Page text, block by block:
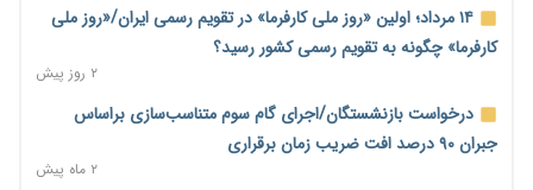
خانه کارگر قزوین: شکاف دستمزد و هزینه معیشت هر روز عمیق‌تر
می‌شود
۱ روز پیش
رئیس سازمان امور مالیاتی: بلاگرهای پردرآمد مشمول پرداخت
مالیات هستند
۱ روز پیش
۱۴ مرداد؛ اولین «روز ملی کارفرما» در تقویم رسمی ایران/«روز ملی
کارفرما» چگونه به تقویم رسمی کشور رسید؟
۲ روز پیش
درخواست بازنشستگان/اجرای گام سوم متناسب‌سازی براساس
جبران ۹۰ درصد افت ضریب زمان برقراری
۲ ماه پیش